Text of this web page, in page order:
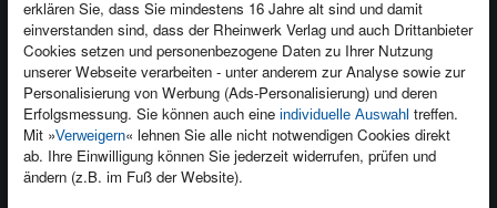
erklären Sie, dass Sie mindestens 16 Jahre alt sind und damit
einverstanden sind, dass der Rheinwerk Verlag und auch Drittanbieter
Cookies setzen und personenbezogene Daten zu Ihrer Nutzung
unserer Webseite verarbeiten - unter anderem zur Analyse sowie zur
Personalisierung von Werbung (Ads-Personalisierung) und deren
Erfolgsmessung. Sie können auch eine individuelle Auswahl treffen.
Mit »Verweigern« lehnen Sie alle nicht notwendigen Cookies direkt
ab. Ihre Einwilligung können Sie jederzeit widerrufen, prüfen und
ändern (z.B. im Fuß der Website).
Für Unternehmen
Presseservice
Dozentenservice
Foreign Rights
Ein Buch schreiben